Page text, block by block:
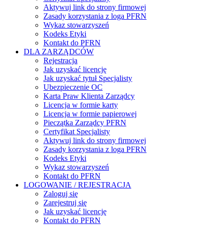
Aktywuj link do strony firmowej
Zasady korzystania z loga PFRN
Wykaz stowarzyszeń
Kodeks Etyki
Kontakt do PFRN
DLA ZARZĄDCÓW
Rejestracja
Jak uzyskać licencję
Jak uzyskać tytuł Specjalisty
Ubezpieczenie OC
Karta Praw Klienta Zarządcy
Licencja w formie karty
Licencja w formie papierowej
Pieczątka Zarządcy PFRN
Certyfikat Specjalisty
Aktywuj link do strony firmowej
Zasady korzystania z loga PFRN
Kodeks Etyki
Wykaz stowarzyszeń
Kontakt do PFRN
LOGOWANIE / REJESTRACJA
Zaloguj się
Zarejestruj się
Jak uzyskać licencję
Kontakt do PFRN